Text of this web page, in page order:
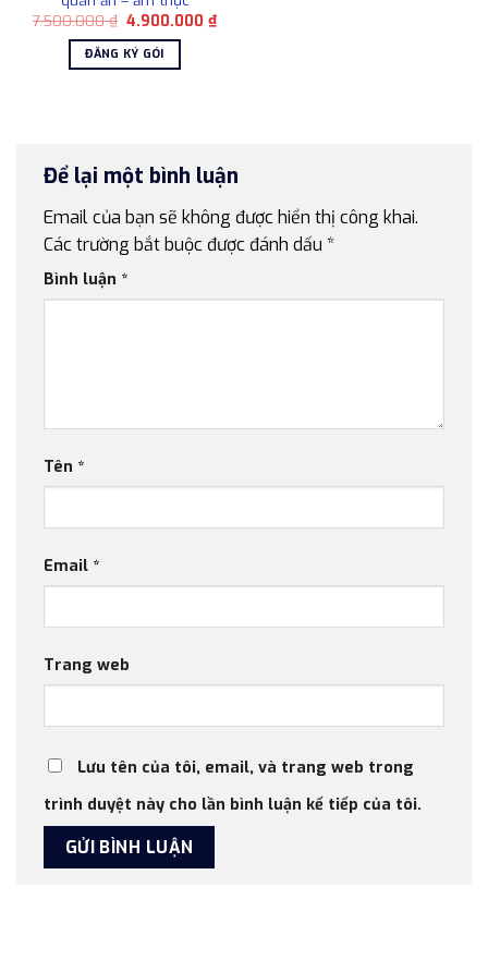
7.500.000₫ Giá
là:
7.500.000 ₫.
4.900.000₫Giá
hiện
ĐĂNG KÝ GÓI
Để lại một bình luận
Email của bạn sẽ không được hiển thị công khai.
Các trường bắt buộc được đánh dấu *
Bình luận *
Tên *
Email *
Trang web
Lưu tên của tôi, email, và trang web trong
trình duyệt này cho lần bình luận kế tiếp của tôi.